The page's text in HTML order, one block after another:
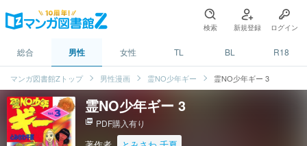
検索 新規登録 ログイン
総合 男性 女性 TL BL R18
マンガ図書館Zトップ 男性漫画 霊NO少年ギー 霊NO少年ギー 3
霊NO少年ギー 3
picture_as_pdf PDF購入有り